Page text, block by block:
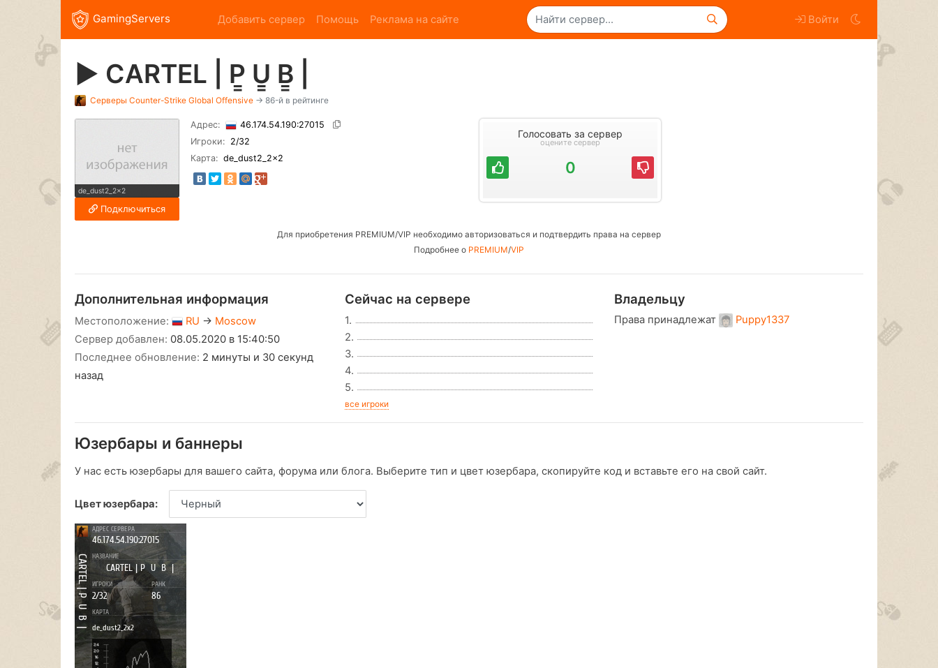
GamingServers Добавить сервер Помощь Реклама на сайте Войти
► CARTEL | P͇ U͇ B͇ |
Серверы Counter-Strike Global Offensive → 86-й в рейтинге
de_dust2_2x2
Подключиться
Адрес:
46.174.54.190:27015
Игроки: 2/32
Карта: de_dust2_2x2
Голосовать за сервер
оцените сервер
0
Для приобретения PREMIUM/VIP необходимо авторизоваться и подтвердить права на сервер
Подробнее о PREMIUM/VIP
Дополнительная информация
Местоположение: RU → Moscow
Сервер добавлен: 08.05.2020 в 15:40:50
Последнее обновление: 2 минуты и 30 секунд
назад
Сейчас на сервере
1.
2.
3.
4.
5.
все игроки
Владельцу
Права принадлежат Puppy1337
Юзербары и баннеры
У нас есть юзербары для вашего сайта, форума или блога. Выберите тип и цвет юзербара, скопируйте код и вставьте его на свой сайт.
Цвет юзербара: